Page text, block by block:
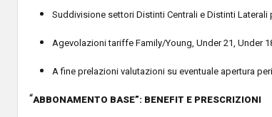
Suddivisione settori Distinti Centrali e Distinti
Agevolazioni tariffe Family/Young, Under 21, Under
A fine prelazioni valutazioni su eventuale apertura
“ABBONAMENTO BASE”: BENEFIT E PRESCRIZIONI